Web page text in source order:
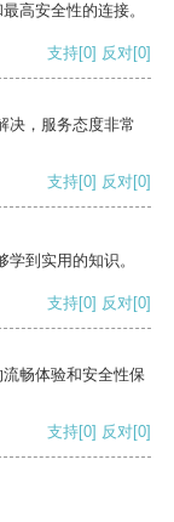
高安全性的连接。
支持[0] 反对[0]
决，服务态度非常
支持[0] 反对[0]
到实用的知识。
支持[0] 反对[0]
畅体验和安全性保
支持[0] 反对[0]